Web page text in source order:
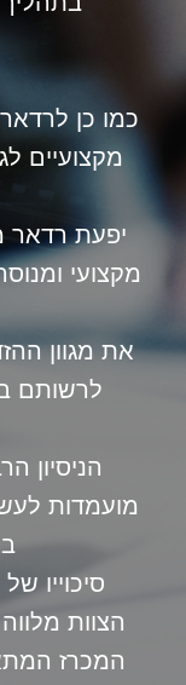
כמו כן
מקצועיים
יפעת רדאר
מקצועי
את מגוון
לרשותם
הניסיון
מועמדות
סיכוייו
הצוות
המכרז